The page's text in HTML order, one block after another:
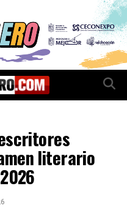
literario